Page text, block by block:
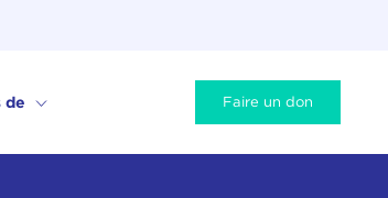
de Faire un don